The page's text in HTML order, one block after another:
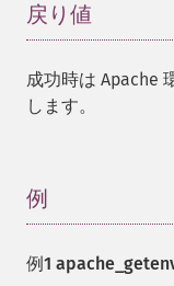
戻り値
成功時は Apache
します。
例
例1